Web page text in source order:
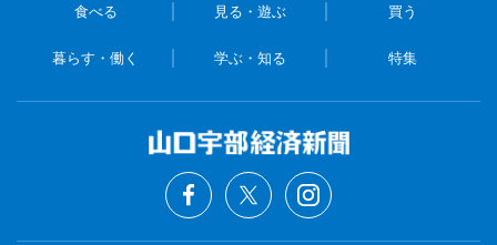
食べる 見る・遊ぶ 買う
暮らす・働く 学ぶ・知る 特集